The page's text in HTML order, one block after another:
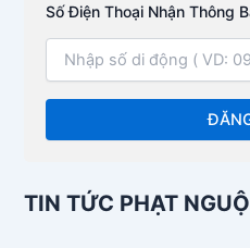
Số Điện Thoại Nhận Thông
TIN TỨC PHẠT